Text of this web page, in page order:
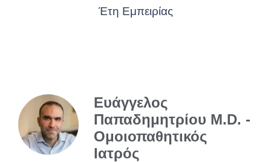
Έτη Εμπειρίας
Ευάγγελος
Παπαδημητρίου M.D. -
Ομοιοπαθητικός
Ιατρός